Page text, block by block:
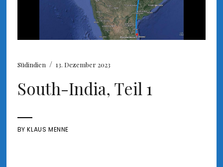
Südindien / 13. Dezember 2023
South-India, Teil 1
BYKLAUS MENNE